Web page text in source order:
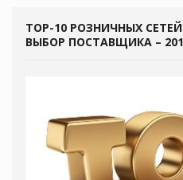
ТОР-10 РОЗНИЧНЫХ
ВЫБОР ПОСТАВЩИКА –